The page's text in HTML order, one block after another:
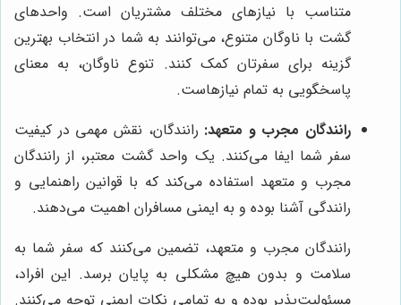
متناسب با نیازهای مختلف مشتریان است. واحدهای
گشت با ناوگان متنوع، می‌توانند به شما در انتخاب بهترین
گزینه برای سفرتان کمک کنند. تنوع ناوگان، به معنای
پاسخگویی به تمام نیازهاست.
رانندگان مجرب و متعهد: رانندگان، نقش مهمی در کیفیت
سفر شما ایفا می‌کنند. یک واحد گشت معتبر، از رانندگان
مجرب و متعهد استفاده می‌کند که با قوانین راهنمایی و
رانندگی آشنا بوده و به ایمنی مسافران اهمیت می‌دهند.
رانندگان مجرب و متعهد، تضمین می‌کنند که سفر شما به
سلامت و بدون هیچ مشکلی به پایان برسد. این افراد،
مسئولیت‌پذیر بوده و به تمامی نکات ایمنی توجه می‌کنند.